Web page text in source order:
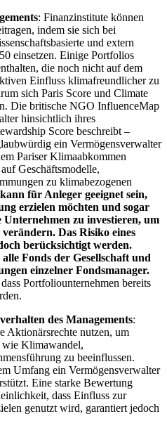
: Finanzinstitute können
indem sie sich bei
und extern
einsetzen. Einige Portfolios
die noch nicht auf dem
Einfluss klimafreundlicher zu
sich Paris Score und Climate
Die britische NGO InfluenceMap
hinsichtlich ihres
Score beschreibt –
ein Vermögensverwalter
Pariser Klimaabkommen
Geschäftsmodelle,
zu klimabezogenen
für Anleger geeignet sein,
erzielen möchten und sogar
zu investieren, um
Das Risiko eines
berücksichtigt werden.
Fonds der Gesellschaft und
einzelner Fondsmanager.
Portfoliounternehmen bereits
des Managements:
Aktionärsrechte nutzen, um
wie Klimawandel,
zu beeinflussen.
Umfang ein Vermögensverwalter
Eine starke Bewertung
dass Einfluss zur
genutzt wird, garantiert jedoch